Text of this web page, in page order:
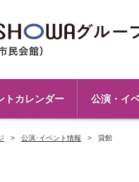
トカレンダー 公演・イ
公演･イベント情報 貸館